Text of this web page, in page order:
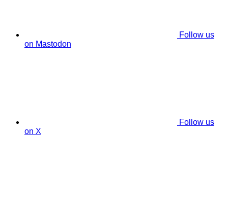
Follow us
on Mastodon
Follow us
on X